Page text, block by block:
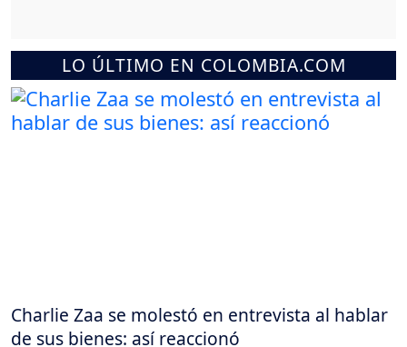
LO ÚLTIMO EN COLOMBIA.COM
Charlie Zaa se molestó en entrevista al hablar
de sus bienes: así reaccionó